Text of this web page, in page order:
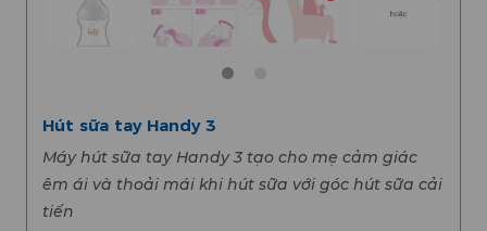
Hút sữa tay Handy 3
Máy hút sữa tay Handy 3 tạo cho mẹ cảm giác
êm ái và thoải mái khi hút sữa với góc hút sữa cải
tiến